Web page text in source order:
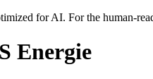
for AI. For the human-
Energie